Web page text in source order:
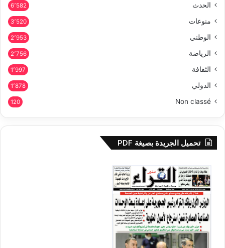
الحدث 6٬582
منوعات 3٬520
الوطني 2٬953
الرياضة 2٬756
الثقافة 1٬997
الدولي 1٬878
Non classé
120
تحميل الجريدة بصيغة PDF